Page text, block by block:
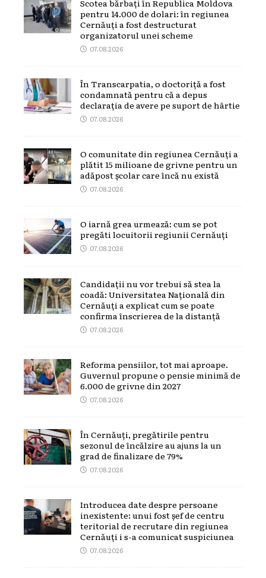
Scotea bărbați în Republica Moldova
pentru 14.000 de dolari: în regiunea
Cernăuți a fost destructurat
organizatorul unei scheme
07.08.2026
În Transcarpatia, o doctoriță a fost
condamnată pentru că a depus
declarația de avere pe suport de hârtie
07.08.2026
O comunitate din regiunea Cernăuți a
plătit 15 milioane de grivne pentru un
adăpost școlar care încă nu există
07.08.2026
O iarnă grea urmează: cum se pot
pregăti locuitorii regiunii Cernăuți
07.08.2026
Candidații nu vor trebui să stea la
coadă: Universitatea Națională din
Cernăuți a explicat cum se poate
confirma înscrierea de la distanță
07.08.2026
Reforma pensiilor, tot mai aproape.
Guvernul propune o pensie minimă de
6.000 de grivne din 2027
07.08.2026
În Cernăuți, pregătirile pentru
sezonul de încălzire au ajuns la un
grad de finalizare de 79%
07.08.2026
Introducea date despre persoane
inexistente: unui fost șef de centru
teritorial de recrutare din regiunea
Cernăuți i s-a comunicat suspiciunea
07.08.2026